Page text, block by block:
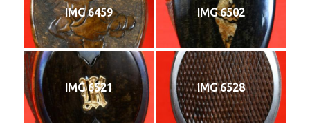
IMG 6459 IMG 6502
IMG 6521 IMG 6528